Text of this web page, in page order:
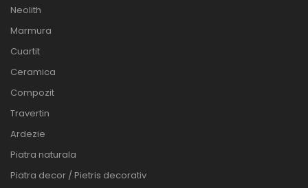
Neolith
Marmura
Cuartit
Ceramica
Compozit
Travertin
Ardezie
Piatra naturala
Piatra decor / Pietris decorativ